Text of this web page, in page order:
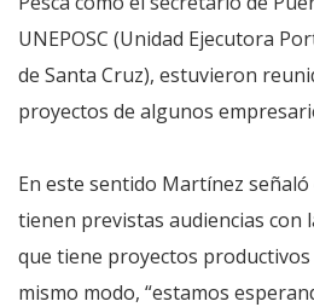
UNEPOSC (Unidad Ejecutora
de Santa Cruz), estuvieron
proyectos de algunos
En este sentido Martínez
tienen previstas audiencias con
que tiene proyectos
mismo modo, “estamos